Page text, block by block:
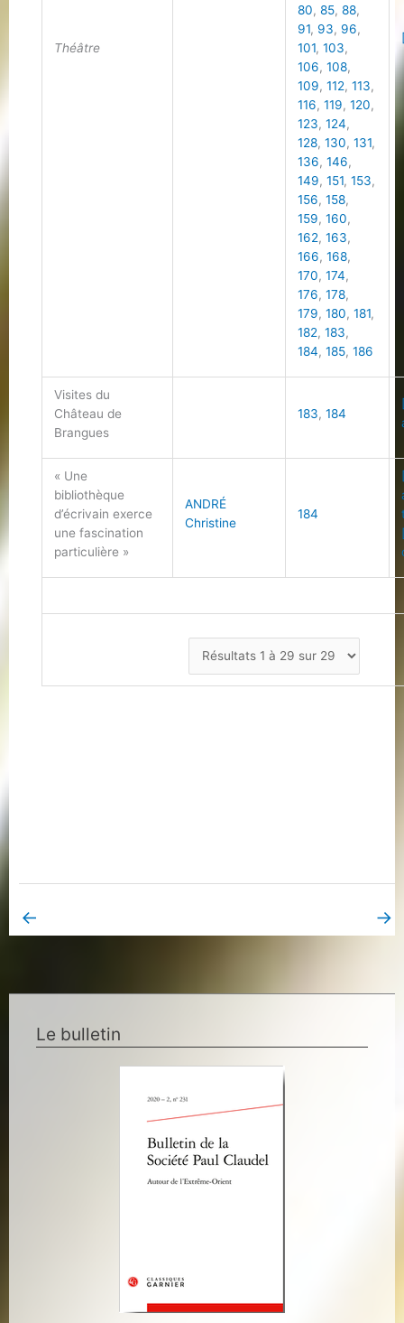
Théâtre
80,85,88,
91, 93, 96,
101,103,
106,108,
109,112,113,
116,119,120,
123,124,
128,130,131,
136,146,
149,151,153,
156,158,
159,160,
162,163,
166,168,
170,174,
176,178,
179,180,181,
182,183,
184,185,186
Visites du
Château de
Brangues
183,184
« Une
bibliothèque
d’écrivain exerce
une fascination
particulière »
ANDRÉ
Christine
184
← →
Le bulletin